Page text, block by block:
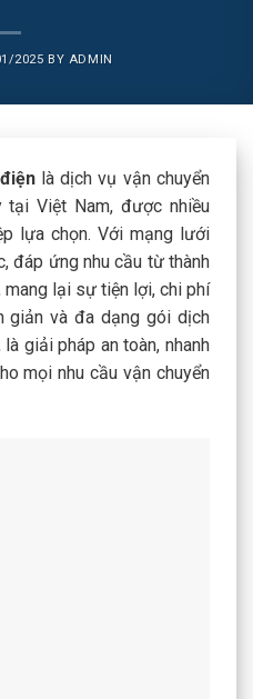
2025 BY ADMIN
là dịch vụ vận chuyển
Việt Nam, được nhiều
lựa chọn. Với mạng lưới
đáp ứng nhu cầu từ thành
mang lại sự tiện lợi, chi phí
giản và đa dạng gói dịch
giải pháp an toàn, nhanh
mọi nhu cầu vận chuyển